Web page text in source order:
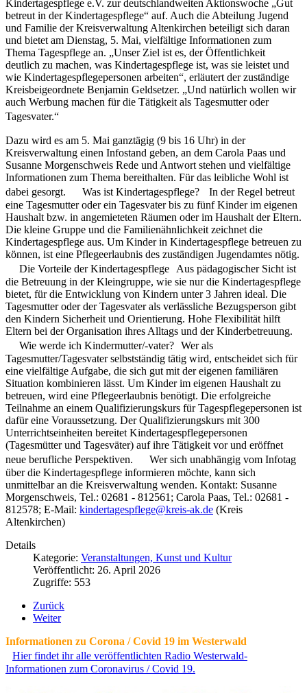
Kindertagespflege e.V. zur deutschlandweiten Aktionswoche „Gut
betreut in der Kindertagespflege“ auf. Auch die Abteilung Jugend
und Familie der Kreisverwaltung Altenkirchen beteiligt sich daran
und bietet am Dienstag, 5. Mai, vielfältige Informationen zum
Thema Tagespflege an. „Unser Ziel ist es, der Öffentlichkeit
deutlich zu machen, was Kindertagespflege ist, was sie leistet und
wie Kindertagespflegepersonen arbeiten“, erläutert der zuständige
Kreisbeigeordnete Benjamin Geldsetzer. „Und natürlich wollen wir
auch Werbung machen für die Tätigkeit als Tagesmutter oder
Tagesvater.“
Dazu wird es am 5. Mai ganztägig (9 bis 16 Uhr) in der
Kreisverwaltung einen Infostand geben, an dem Carola Paas und
Susanne Morgenschweis Rede und Antwort stehen und vielfältige
Informationen zum Thema bereithalten. Für das leibliche Wohl ist
dabei gesorgt. Was ist Kindertagespflege? In der Regel betreut
eine Tagesmutter oder ein Tagesvater bis zu fünf Kinder im eigenen
Haushalt bzw. in angemieteten Räumen oder im Haushalt der Eltern.
Die kleine Gruppe und die Familienähnlichkeit zeichnet die
Kindertagespflege aus. Um Kinder in Kindertagespflege betreuen zu
können, ist eine Pflegeerlaubnis des zuständigen Jugendamtes nötig.
Die Vorteile der Kindertagespflege Aus pädagogischer Sicht ist
die Betreuung in der Kleingruppe, wie sie nur die Kindertagespflege
bietet, für die Entwicklung von Kindern unter 3 Jahren ideal. Die
Tagesmutter oder der Tagesvater als verlässliche Bezugsperson gibt
den Kindern Sicherheit und Orientierung. Hohe Flexibilität hilft
Eltern bei der Organisation ihres Alltags und der Kinderbetreuung.
Wie werde ich Kindermutter/-vater? Wer als
Tagesmutter/Tagesvater selbstständig tätig wird, entscheidet sich für
eine vielfältige Aufgabe, die sich gut mit der eigenen familiären
Situation kombinieren lässt. Um Kinder im eigenen Haushalt zu
betreuen, wird eine Pflegeerlaubnis benötigt. Die erfolgreiche
Teilnahme an einem Qualifizierungskurs für Tagespflegepersonen ist
dafür eine Voraussetzung. Der Qualifizierungskurs mit 300
Unterrichtseinheiten bereitet Kindertagespflegepersonen
(Tagesmütter und Tagesväter) auf ihre Tätigkeit vor und eröffnet
neue berufliche Perspektiven. Wer sich unabhängig vom Infotag
über die Kindertagespflege informieren möchte, kann sich
unmittelbar an die Kreisverwaltung wenden. Kontakt: Susanne
Morgenschweis, Tel.: 02681 - 812561; Carola Paas, Tel.: 02681 -
812578; E-Mail: kindertagespflege@kreis-ak.de (Kreis
Altenkirchen)
Details
Kategorie: Veranstaltungen, Kunst und Kultur
Veröffentlicht: 26. April 2026
Zugriffe: 553
Zurück
Weiter
Informationen zu Corona / Covid 19 im Westerwald
Hier findet ihr alle veröffentlichten Radio Westerwald-
Informationen zum Coronavirus / Covid 19.